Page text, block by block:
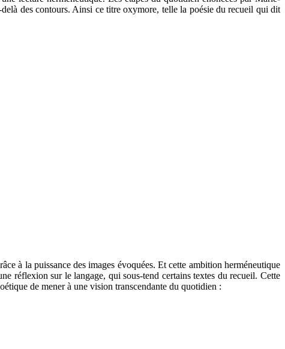
des contours. Ainsi ce titre oxymore, telle la poésie du recueil qui dit
à la puissance des images évoquées. Et cette ambition herméneutique
réflexion sur le langage, qui sous-tend certains textes du recueil. Cette
de mener à une vision transcendante du quotidien :